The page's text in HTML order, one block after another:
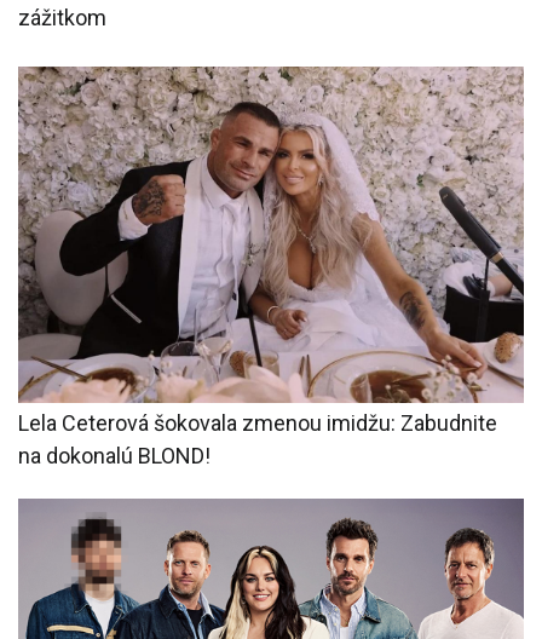
zážitkom
Lela Ceterová šokovala zmenou imidžu: Zabudnite
na dokonalú BLOND!